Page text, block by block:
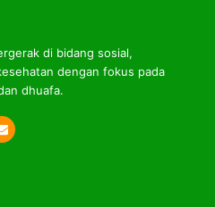
di bidang sosial,
dengan fokus pada
dhuafa.